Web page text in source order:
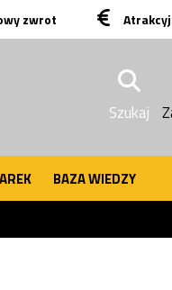
zwrot
Szukaj
BAZA WIEDZY